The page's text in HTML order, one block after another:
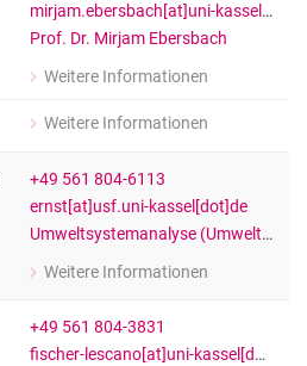
mirjam.ebersbach[at]uni-kassel[dot]de
Prof. Dr. Mirjam Ebersbach
Weitere Informationen
zu Prof. Dr. Mirjam Ebersbach
Professorin für
Weitere Informationen
zu Prof. Dr. Mirjam Ebersbach
+49 561 804-6113
ernst[at]usf.uni-kassel[dot]de
Umweltsystemanalyse (Umweltpsychologie) (CESR)
Weitere Informationen
zu Prof. Dr. Andreas Ernst
+49 561 804-3831
fischer-lescano[at]uni-kassel[dot]de